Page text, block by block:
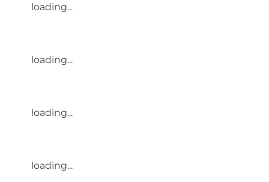
loading...
loading...
loading...
loading...